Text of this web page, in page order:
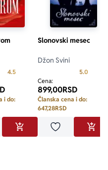
od 5
4.5Prosecna ocena je 4.5 od 5
i do:
u omiljene
DODAJ U KORPU
Slonovski mesec
Džon Svini
5.0
Cena:
899,00RSD
Članska cena i do:
647,28RSD
Dodaj u